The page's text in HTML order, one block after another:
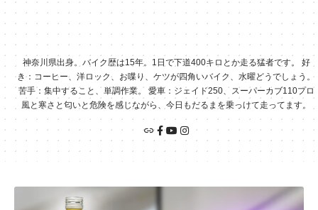
神奈川県出身。バイク歴は15年。1日で下道400キロとか走る猛者です。 好
き：コーヒー、洋ロック、お喋り、ケツが四角いバイク、水曜どうでしょう。
苦手：集中すること、単調作業。 愛車：ジェイド250、スーパーカブ110プロ
風と寒さと匂いと危険を感じながら、今日もだるまを乗っけて走ってます。